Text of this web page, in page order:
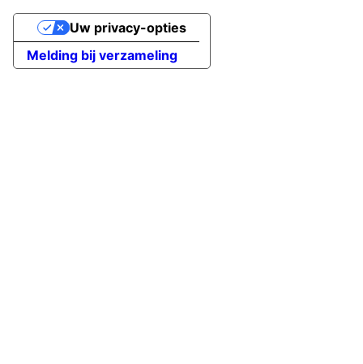
Melding bij verzameling
Uw privacy-opties